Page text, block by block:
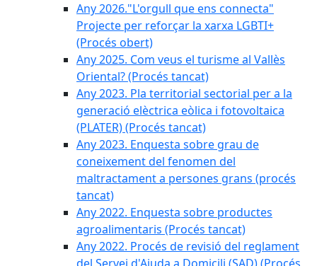
Any 2026."L'orgull que ens connecta"
Projecte per reforçar la xarxa LGBTI+
(Procés obert)
Any 2025. Com veus el turisme al Vallès
Oriental? (Procés tancat)
Any 2023. Pla territorial sectorial per a la
generació elèctrica eòlica i fotovoltaica
(PLATER) (Procés tancat)
Any 2023. Enquesta sobre grau de
coneixement del fenomen del
maltractament a persones grans (procés
tancat)
Any 2022. Enquesta sobre productes
agroalimentaris (Procés tancat)
Any 2022. Procés de revisió del reglament